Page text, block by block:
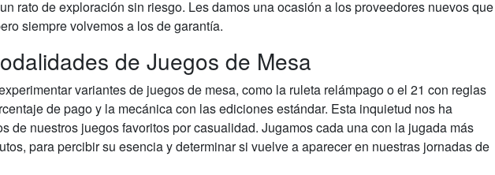
rato de exploración sin riesgo. Les damos una ocasión a los proveedores nuevos que
siempre volvemos a los de garantía.
de Juegos de Mesa
variantes de juegos de mesa, como la ruleta relámpago o el 21 con reglas
de pago y la mecánica con las ediciones estándar. Esta inquietud nos ha
de nuestros juegos favoritos por casualidad. Jugamos cada una con la jugada más
para percibir su esencia y determinar si vuelve a aparecer en nuestras jornadas de